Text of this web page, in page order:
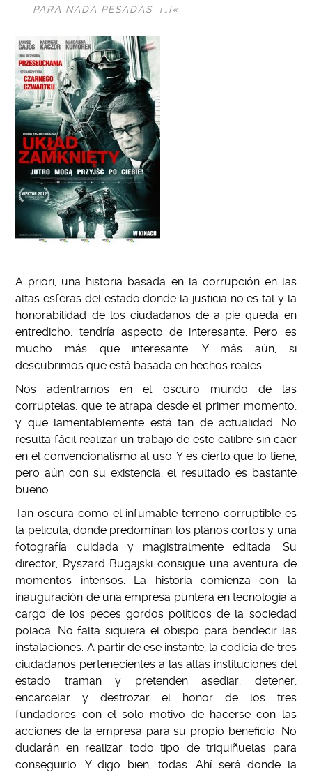
PARA NADA PESADAS […]«
A priori, una historia basada en la corrupción en las
altas esferas del estado donde la justicia no es tal y la
honorabilidad de los ciudadanos de a pie queda en
entredicho, tendría aspecto de interesante. Pero es
mucho más que interesante. Y más aún, si
descubrimos que está basada en hechos reales.
Nos adentramos en el oscuro mundo de las
corruptelas, que te atrapa desde el primer momento,
y que lamentablemente está tan de actualidad. No
resulta fácil realizar un trabajo de este calibre sin caer
en el convencionalismo al uso. Y es cierto que lo tiene,
pero aún con su existencia, el resultado es bastante
bueno.
Tan oscura como el infumable terreno corruptible es
la película, donde predominan los planos cortos y una
fotografía cuidada y magistralmente editada. Su
director, Ryszard Bugajski consigue una aventura de
momentos intensos. La historia comienza con la
inauguración de una empresa puntera en tecnología a
cargo de los peces gordos políticos de la sociedad
polaca. No falta siquiera el obispo para bendecir las
instalaciones. A partir de ese instante, la codicia de tres
ciudadanos pertenecientes a las altas instituciones del
estado traman y pretenden asediar, detener,
encarcelar y destrozar el honor de los tres
fundadores con el solo motivo de hacerse con las
acciones de la empresa para su propio beneficio. No
dudarán en realizar todo tipo de triquiñuelas para
conseguirlo. Y digo bien, todas. Ahí será donde la